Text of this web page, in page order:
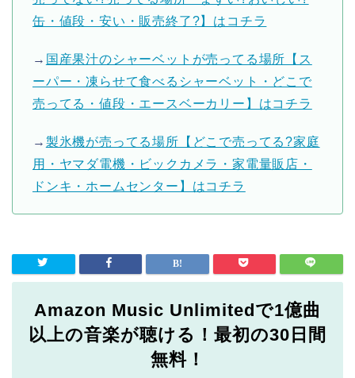
缶・値段・安い・販売終了?】はコチラ
→ 国産果汁のシャーベットが売ってる場所【ス
ーパー・凍らせて食べるシャーベット・どこで
売ってる・値段・エースベーカリー】はコチラ
→ 製氷機が売ってる場所【どこで売ってる?家庭
用・ヤマダ電機・ビックカメラ・家電量販店・
ドンキ・ホームセンター】はコチラ
Amazon Music Unlimitedで1億曲
以上の音楽が聴ける！最初の30日間
無料！